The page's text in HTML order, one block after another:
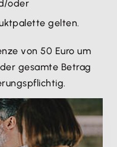
oder
gelten.
von 50 Euro um
gesamte Betrag